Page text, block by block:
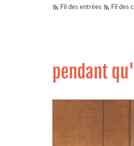
Fil des entrées Fil des
pendant